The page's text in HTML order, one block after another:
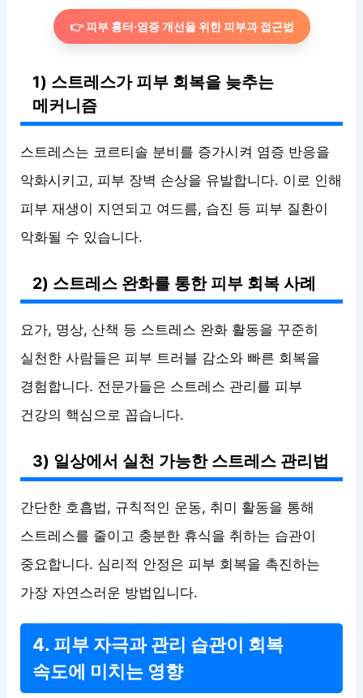
👉 피부 흉터·염증 개선을 위한 피부과 접근법
1) 스트레스가 피부 회복을 늦추는
메커니즘
스트레스는 코르티솔 분비를 증가시켜 염증 반응을
악화시키고, 피부 장벽 손상을 유발합니다. 이로 인해
피부 재생이 지연되고 여드름, 습진 등 피부 질환이
악화될 수 있습니다.
2) 스트레스 완화를 통한 피부 회복 사례
요가, 명상, 산책 등 스트레스 완화 활동을 꾸준히
실천한 사람들은 피부 트러블 감소와 빠른 회복을
경험합니다. 전문가들은 스트레스 관리를 피부
건강의 핵심으로 꼽습니다.
3) 일상에서 실천 가능한 스트레스 관리법
간단한 호흡법, 규칙적인 운동, 취미 활동을 통해
스트레스를 줄이고 충분한 휴식을 취하는 습관이
중요합니다. 심리적 안정은 피부 회복을 촉진하는
가장 자연스러운 방법입니다.
4. 피부 자극과 관리 습관이 회복
속도에 미치는 영향